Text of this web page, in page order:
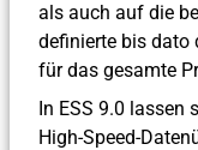
als auch auf die
definierte bis dato
für das gesamte
In ESS 9.0 lassen
High-Speed-